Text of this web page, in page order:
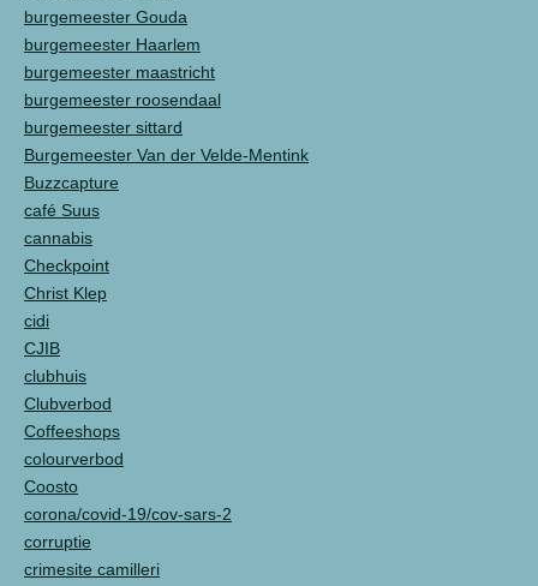
burgemeester Gouda
burgemeester Haarlem
burgemeester maastricht
burgemeester roosendaal
burgemeester sittard
Burgemeester Van der Velde-Mentink
Buzzcapture
café Suus
cannabis
Checkpoint
Christ Klep
cidi
CJIB
clubhuis
Clubverbod
Coffeeshops
colourverbod
Coosto
corona/covid-19/cov-sars-2
corruptie
crimesite camilleri